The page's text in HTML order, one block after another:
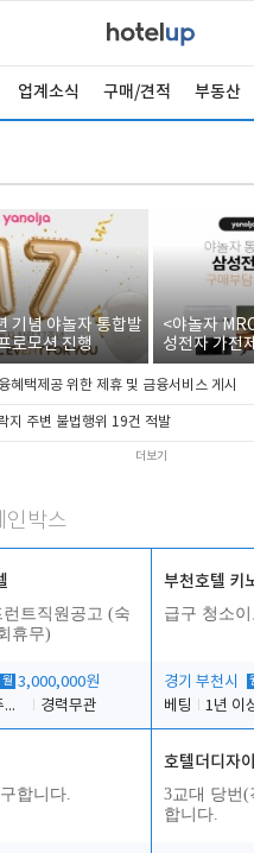
업계소식 구매/견적 부동산
기념 야놀자 통합발
로모션 진행
<야놀자
성전자 가전
혜택제공 위한 제휴 및 금융서비스 게시
지 주변 불법행위 19건 적발
더보기
인박스
트직원공고 (숙
휴무)
월 3,000,000원
프런트업무 주간, 야간
경력무관
부천호텔 키
급구 청소
경기 부천시
베팅
1년 이
합니다.
호텔더디자
3교대 당번(
합니다.